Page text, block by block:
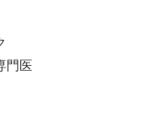
門医